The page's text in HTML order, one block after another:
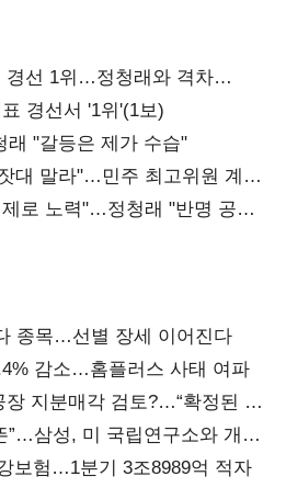
경선 1위…정청래와 격차
경선서 '1위'(1보)
"갈등은 제가 수습"
대 말라"…민주 최고위원 계파
로 노력"…정청래 "반명 공세
종목…선별 장세 이어진다
감소…홈플러스 사태 여파
장 지분매각 검토?…“확정된 바
”…삼성, 미 국립연구소와 개발
보험…1분기 3조8989억 적자